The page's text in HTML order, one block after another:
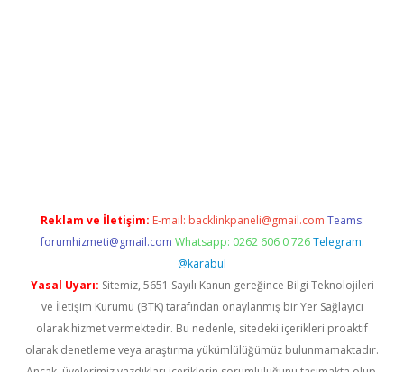
Reklam ve İletişim: E-mail: backlinkpaneli@gmail.com Teams:
forumhizmeti@gmail.com Whatsapp: 0262 606 0 726 Telegram:
@karabul
Yasal Uyarı: Sitemiz, 5651 Sayılı Kanun gereğince Bilgi Teknolojileri
ve İletişim Kurumu (BTK) tarafından onaylanmış bir Yer Sağlayıcı
olarak hizmet vermektedir. Bu nedenle, sitedeki içerikleri proaktif
olarak denetleme veya araştırma yükümlülüğümüz bulunmamaktadır.